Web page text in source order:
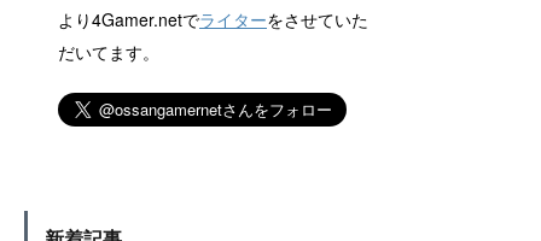
より4Gamer.netでライターをさせていた
だいてます。